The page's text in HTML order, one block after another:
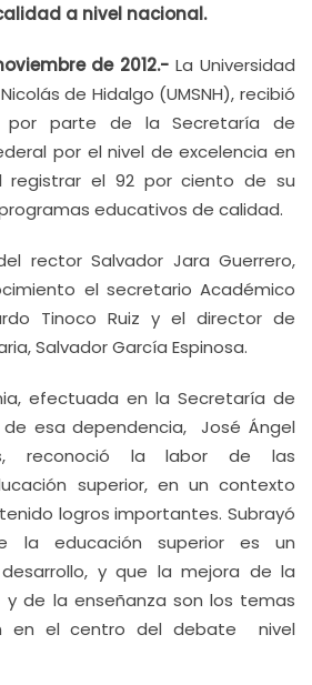
a nivel nacional.
de 2012.- La Universidad
de Hidalgo (UMSNH), recibió
por parte de la Secretaría de
por el nivel de excelencia en
registrar el 92 por ciento de su
educativos de calidad.
rector Salvador Jara Guerrero,
el secretario Académico
Tinoco Ruiz y el director de
Salvador García Espinosa.
efectuada en la Secretaría de
de esa dependencia, José Ángel
reconoció la labor de las
superior, en un contexto
logros importantes. Subrayó
la educación superior es un
y que la mejora de la
de la enseñanza son los temas
en el centro del debate nivel